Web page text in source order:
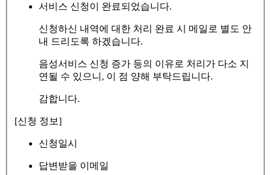
서비스 신청이 완료되었습니다.
신청하신 내역에 대한 처리 완료 시 메일로 별도 안
내 드리도록 하겠습니다.
음성서비스 신청 증가 등의 이유로 처리가 다소 지
연될 수 있으니, 이 점 양해 부탁드립니다.
감합니다.
[신청 정보]
신청일시
답변받을 이메일